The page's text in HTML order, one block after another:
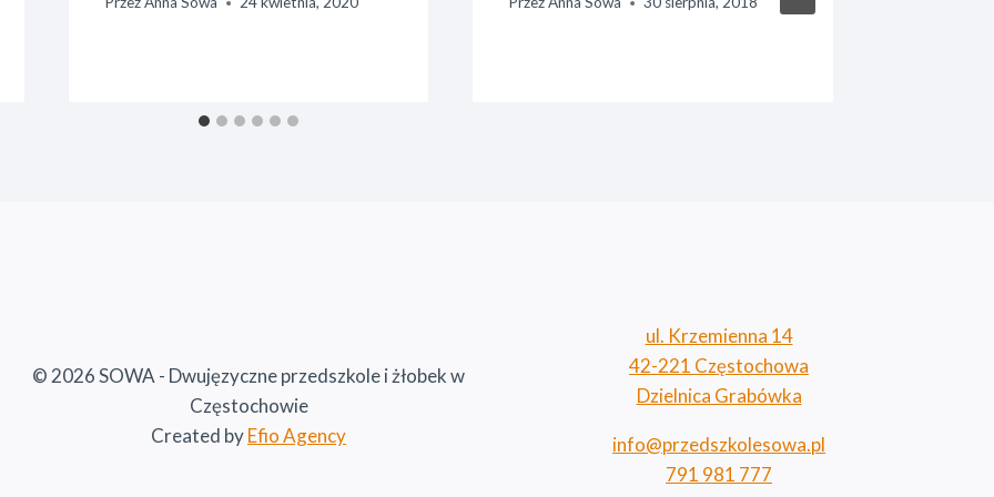
© 2026 SOWA - Dwujęzyczne przedszkole i żłobek w
Częstochowie
Created byEfio Agency
ul. Krzemienna 14
42-221 Częstochowa
Dzielnica Grabówka
info@przedszkolesowa.pl
791 981 777